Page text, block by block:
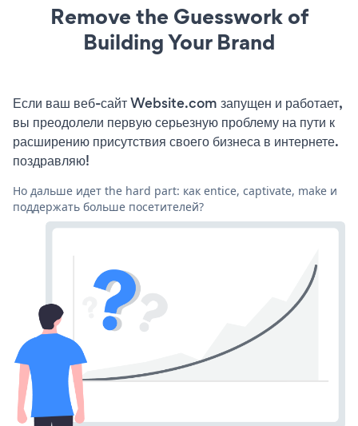
Remove the Guesswork of
Building Your Brand
Если ваш веб-сайт Website.com запущен и работает,
вы преодолели первую серьезную проблему на пути к
расширению присутствия своего бизнеса в интернете.
поздравляю!
Но дальше идет the hard part: как entice, captivate, make и
поддержать больше посетителей?